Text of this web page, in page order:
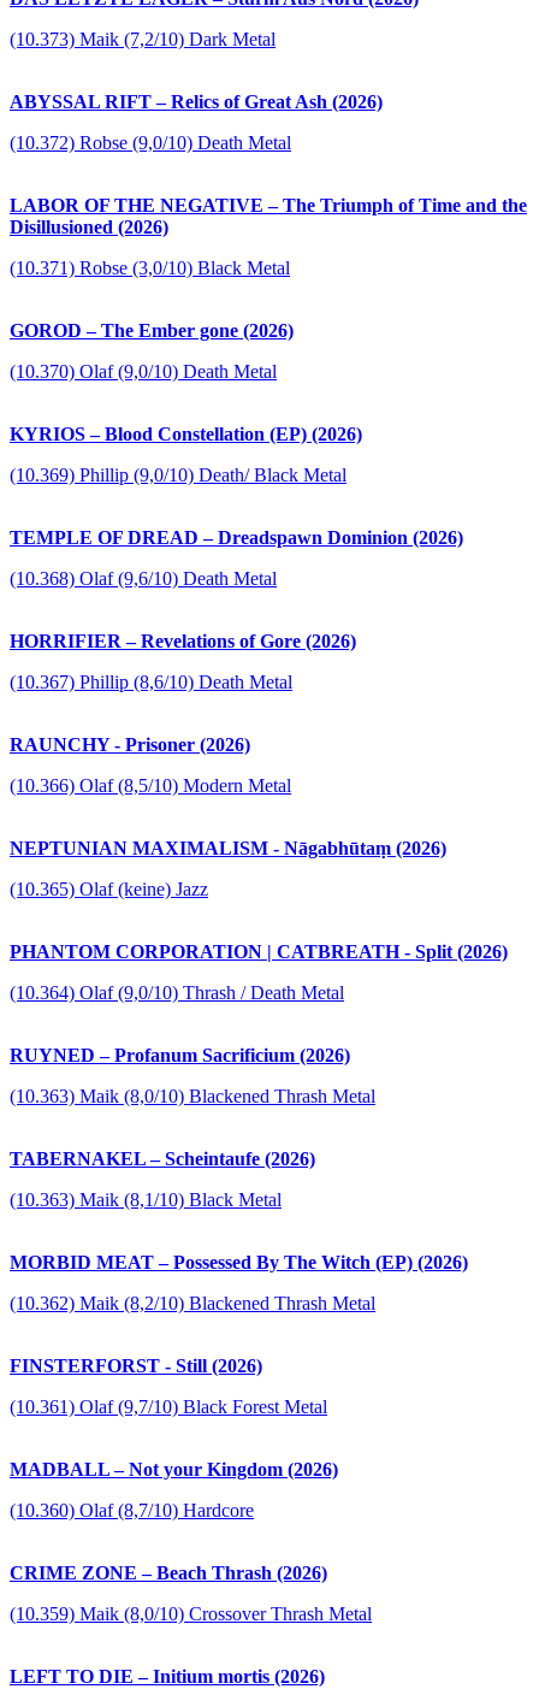
(10.373) Maik (7,2/10) Dark Metal
ABYSSAL RIFT – Relics of Great Ash (2026)
(10.372) Robse (9,0/10) Death Metal
LABOR OF THE NEGATIVE – The Triumph of Time and the
Disillusioned (2026)
(10.371) Robse (3,0/10) Black Metal
GOROD – The Ember gone (2026)
(10.370) Olaf (9,0/10) Death Metal
KYRIOS – Blood Constellation (EP) (2026)
(10.369) Phillip (9,0/10) Death/ Black Metal
TEMPLE OF DREAD – Dreadspawn Dominion (2026)
(10.368) Olaf (9,6/10) Death Metal
HORRIFIER – Revelations of Gore (2026)
(10.367) Phillip (8,6/10) Death Metal
RAUNCHY - Prisoner (2026)
(10.366) Olaf (8,5/10) Modern Metal
NEPTUNIAN MAXIMALISM - Nāgabhūtaṃ (2026)
(10.365) Olaf (keine) Jazz
PHANTOM CORPORATION | CATBREATH - Split (2026)
(10.364) Olaf (9,0/10) Thrash / Death Metal
RUYNED – Profanum Sacrificium (2026)
(10.363) Maik (8,0/10) Blackened Thrash Metal
TABERNAKEL – Scheintaufe (2026)
(10.363) Maik (8,1/10) Black Metal
MORBID MEAT – Possessed By The Witch (EP) (2026)
(10.362) Maik (8,2/10) Blackened Thrash Metal
FINSTERFORST - Still (2026)
(10.361) Olaf (9,7/10) Black Forest Metal
MADBALL – Not your Kingdom (2026)
(10.360) Olaf (8,7/10) Hardcore
CRIME ZONE – Beach Thrash (2026)
(10.359) Maik (8,0/10) Crossover Thrash Metal
LEFT TO DIE – Initium mortis (2026)